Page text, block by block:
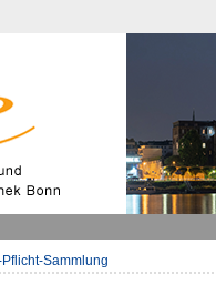
Pflicht-Sammlung